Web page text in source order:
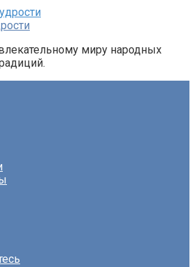
миру народных